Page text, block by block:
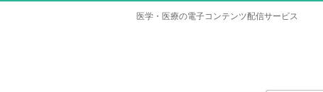
医学・医療の電子コンテンツ配信サービス